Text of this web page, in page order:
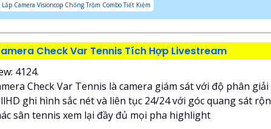
Lắp Camera Visioncop Chống Trộm Combo Tiết Kiệm
Check Var Tennis Tích Hợp Livestream
4124.
Check Var Tennis là camera giám sát với độ phân giải
ghi hình sắc nét và liên tục 24/24 với góc quang sát
sân tennis xem lại đầy đủ mọi pha highlight